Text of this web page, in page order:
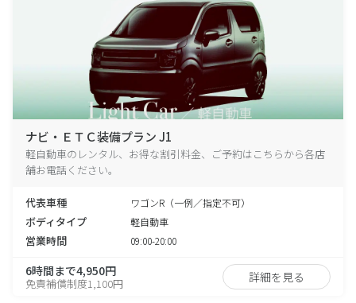
ナビ・ＥＴＣ装備プラン J1
軽自動車のレンタル、お得な割引料金、ご予約はこちらから各店
舗お電話ください。
代表車種 ワゴンR（一例／指定不可）
ボディタイプ 軽自動車
営業時間 09:00-20:00
6時間まで4,950円
免責補償制度1,100円 詳細を見る